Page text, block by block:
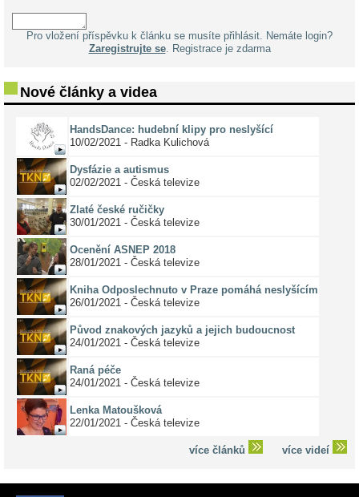
Pro vložení příspěvku k článku se musíte přihlásit. Nemáte login?
Zaregistrujte se. Registrace je zdarma
Nové články a videa
HandsDance: hudební klipy pro neslyšící
10/02/2021 - Radka Kulichová
Dysfázie a autismus
02/02/2021 - Česká televize
Zlaté české ručičky
30/01/2021 - Česká televize
Ocenění ASNEP 2018
28/01/2021 - Česká televize
Kniha Odposlechnuto v Praze pomáhá neslyšícím
26/01/2021 - Česká televize
Původ znakových jazyků a jejich budoucnost
24/01/2021 - Česká televize
Raná péče
24/01/2021 - Česká televize
Lenka Matoušková
22/01/2021 - Česká televize
více článků více videí